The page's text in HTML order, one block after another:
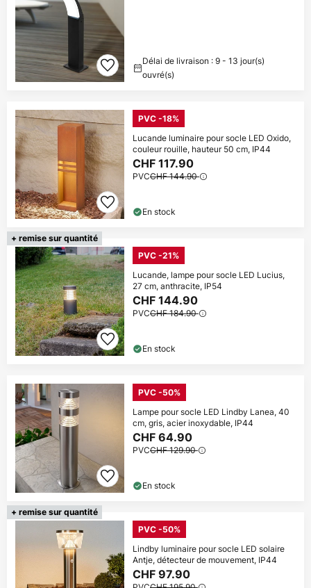
Délai de livraison : 9 - 13 jour(s)
ouvré(s)
PVC -18%
Lucande luminaire pour socle LED Oxido,
couleur rouille, hauteur 50 cm, IP44
CHF 117.90
PVCCHF 144.90
En stock
+ remise sur quantité
PVC -21%
Lucande, lampe pour socle LED Lucius,
27 cm, anthracite, IP54
CHF 144.90
PVCCHF 184.90
En stock
PVC -50%
Lampe pour socle LED Lindby Lanea, 40
cm, gris, acier inoxydable, IP44
CHF 64.90
PVCCHF 129.90
En stock
+ remise sur quantité
PVC -50%
Lindby luminaire pour socle LED solaire
Antje, détecteur de mouvement, IP44
CHF 97.90